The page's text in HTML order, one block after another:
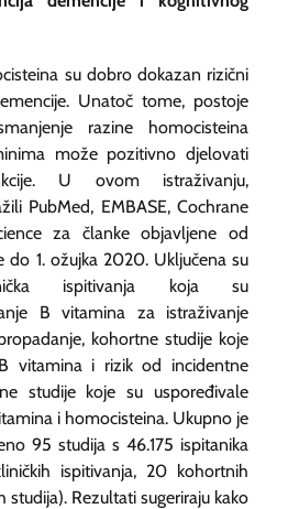
su dobro dokazan rizični
Unatoč tome, postoje
razine homocisteina
može pozitivno djelovati
U ovom istraživanju,
PubMed, EMBASE, Cochrane
za članke objavljene od
do 1. ožujka 2020. Uključena su
ispitivanja koja su
B vitamina za istraživanje
kohortne studije koje
vitamina i rizik od incidentne
studije koje su uspoređivale
i homocisteina. Ukupno je
95 studija s 46.175 ispitanika
ispitivanja, 20 kohortnih
Rezultati sugeriraju kako